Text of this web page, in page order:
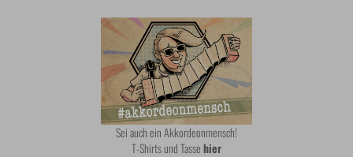
Sei auch ein Akkordeonmensch!
T-Shirts und Tassehier